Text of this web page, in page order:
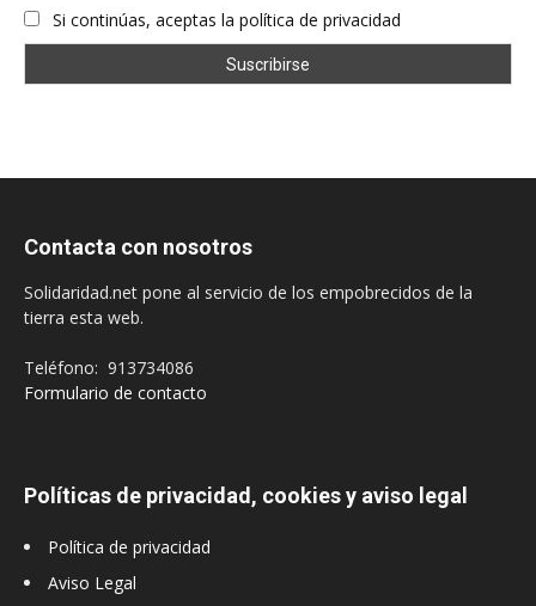
Si continúas, aceptas la política de privacidad
Contacta con nosotros
Solidaridad.net pone al servicio de los empobrecidos de la
tierra esta web.
Teléfono: 913734086
Formulario de contacto
Políticas de privacidad, cookies y aviso legal
Política de privacidad
Aviso Legal